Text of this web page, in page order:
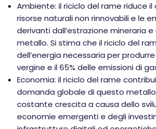
Ambiente: il riciclo del rame riduce il
risorse naturali non rinnovabili e le
derivanti dall’estrazione mineraria
metallo. Si stima che il riciclo del
dell’energia necessaria per
vergine e il 65% delle emissioni di
Economia: il riciclo del rame
domanda globale di questo
costante crescita a causa dello
economie emergenti e degli